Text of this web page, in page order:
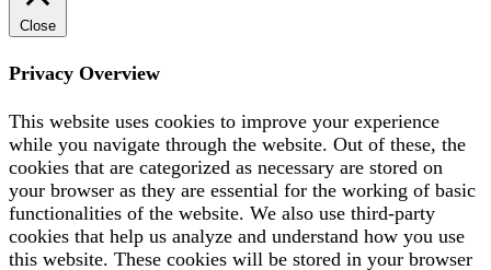
Close
Privacy Overview
This website uses cookies to improve your experience
while you navigate through the website. Out of these, the
cookies that are categorized as necessary are stored on
your browser as they are essential for the working of basic
functionalities of the website. We also use third-party
cookies that help us analyze and understand how you use
this website. These cookies will be stored in your browser